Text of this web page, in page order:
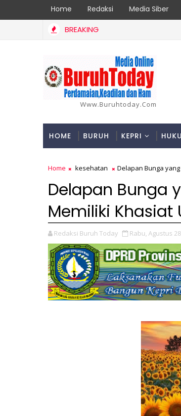
Home Redaksi Media Siber
BREAKING
Www.buruhtoday.com
HOME BURUH KEPRI
Home kesehatan Delapan Bunga
Delapan Bunga
Memiliki Khasiat
Redaksi Buruh Today Rabu, Agustus